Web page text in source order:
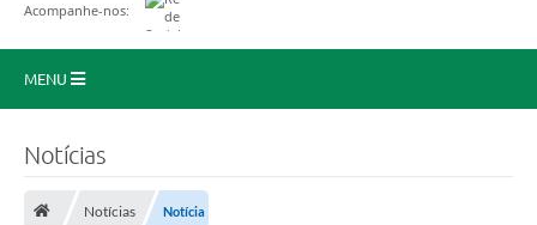
Acompanhe-nos:
MENU
Notícias
Notícias Notícia